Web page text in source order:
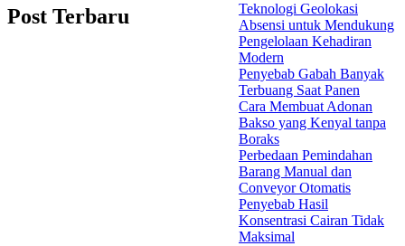
Post Terbaru
Teknologi Geolokasi
Absensi untuk Mendukung
Pengelolaan Kehadiran
Modern
Penyebab Gabah Banyak
Terbuang Saat Panen
Cara Membuat Adonan
Bakso yang Kenyal tanpa
Boraks
Perbedaan Pemindahan
Barang Manual dan
Conveyor Otomatis
Penyebab Hasil
Konsentrasi Cairan Tidak
Maksimal